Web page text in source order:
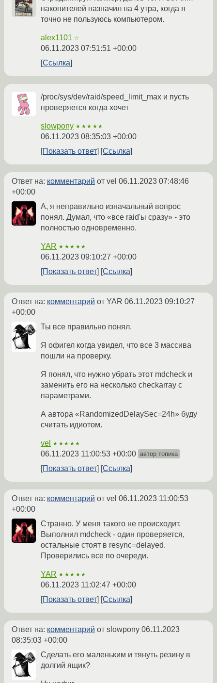
накопителей назначил на 4 утра, когда я
точно не пользуюсь компьютером.
alex1101 ☆
06.11.2023 07:51:51 +00:00
Ссылка
/proc/sys/dev/raid/speed_limit_max и пусть
проверяется когда хочет
slowpony ★★★★★
06.11.2023 08:35:03 +00:00
Показать ответ
Ссылка
Ответ на: комментарий от vel 06.11.2023 07:48:46
+00:00
А, я неправильно изначальный вопрос
понял. Думал, что «все raid'ы сразу» - это
полностью одновременно.
YAR ★★★★★
06.11.2023 09:10:27 +00:00
Показать ответ
Ссылка
Ответ на: комментарий от YAR 06.11.2023 09:10:27
+00:00
Ты все правильно понял.
Я офигел когда увидел, что все 3 массива
пошли на проверку.
Я понял, что нужно убрать этот mdcheck и
заменить его на несколько checkarray с
параметрами.
А автора «RandomizedDelaySec=24h» буду
считать идиотом.
vel ★★★★★
06.11.2023 11:00:53 +00:00 автор топика
Показать ответ Ссылка
Ответ на: комментарий от vel 06.11.2023 11:00:53
+00:00
Странно. У меня такого не происходит.
Выполнил mdcheck - один проверяется,
остальные стоят в resync=delayed.
Проверились все по очереди.
YAR ★★★★★
06.11.2023 11:02:47 +00:00
Показать ответ
Ссылка
Ответ на: комментарий от slowpony 06.11.2023
08:35:03 +00:00
Сделать его маленьким и тянуть резину в
долгий ящик?